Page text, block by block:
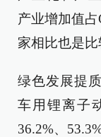
产业增加值
家相比也是比
绿色发展提
车用锂离子
36.2%、